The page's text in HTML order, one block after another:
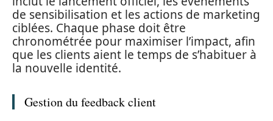
de sensibilisation et les actions de marketing
ciblées. Chaque phase doit être
chronométrée pour maximiser l’impact, afin
que les clients aient le temps de s’habituer à
la nouvelle identité.
Gestion du feedback client